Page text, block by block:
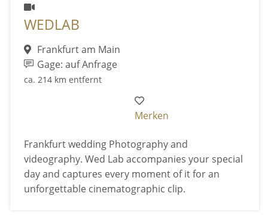
WEDLAB
Frankfurt am Main
Gage: auf Anfrage
ca. 214 km entfernt
Merken
Frankfurt wedding Photography and
videography. Wed Lab accompanies your special
day and captures every moment of it for an
unforgettable cinematographic clip.